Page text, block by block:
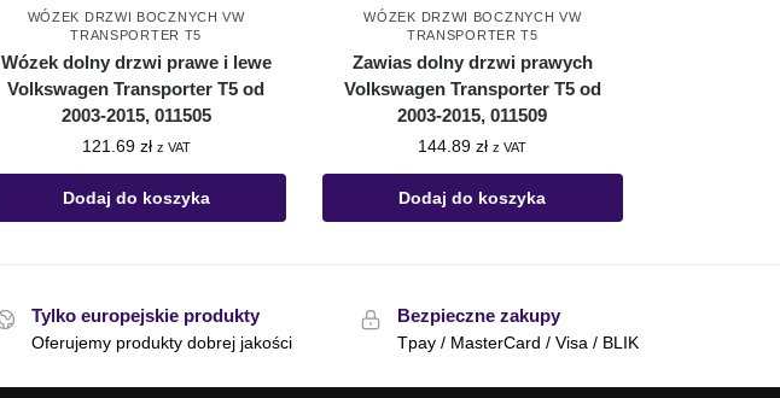
WÓZEK DRZWI BOCZNYCH VW
TRANSPORTER T5
Wózek dolny drzwi prawe i lewe
Volkswagen Transporter T5 od
2003-2015, 011505
121.69 zł z VAT
Dodaj do koszyka
WÓZEK DRZWI BOCZNYCH VW
TRANSPORTER T5
Zawias dolny drzwi prawych
Volkswagen Transporter T5 od
2003-2015, 011509
144.89zł z VAT
Dodaj do koszyka
Tylko europejskie produkty
Oferujemy produkty dobrej jakości
Bezpieczne zakupy
Tpay / MasterCard / Visa / BLIK